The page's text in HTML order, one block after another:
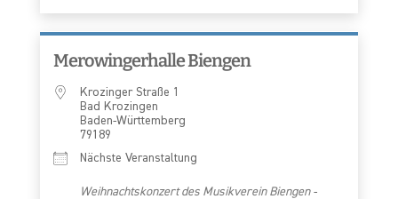
Merowingerhalle Biengen
Krozinger Straße 1
Bad Krozingen
Baden-Württemberg
79189
Nächste Veranstaltung
Weihnachtskonzert des Musikverein Biengen-